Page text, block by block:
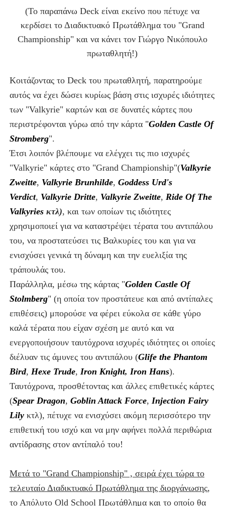
(To παραπάνω Deck είναι εκείνο που πέτυχε να
κερδίσει το Διαδικτυακό Πρωτάθλημα του "Grand
Championship" και να κάνει τον Γιώργο Νικόπουλο
πρωταθλητή!)
Κοιτάζοντας το Deck του πρωταθλητή, παρατηρούμε
αυτός να έχει δώσει κυρίως βάση στις ισχυρές ιδιότητες
των "Valkyrie" καρτών και σε δυνατές κάρτες που
περιστρέφονται γύρω από την κάρτα "Golden Castle Οf
Stromberg".
Έτσι λοιπόν βλέπουμε να ελέγχει τις πιο ισχυρές
"Valkyrie" κάρτες στο "Grand Championship"(Valkyrie
Zweitte, Valkyrie Brunhilde, Goddess Urd's
Verdict, Valkyrie Dritte, Valkyrie Zweitte, Ride Of The
Valkyriesκτλ), και των οποίων τις ιδιότητες
χρησιμοποιεί για να καταστρέψει τέρατα του αντιπάλου
του, να προστατεύσει τις Βαλκυρίες του και για να
ενισχύσει γενικά τη δύναμη και την ευελιξία της
τράπουλάς του.
Παράλληλα, μέσω της κάρτας "Golden Castle Of
Stolmberg" (η οποία τον προστάτευε και από αντίπαλες
επιθέσεις) μπορούσε να φέρει εύκολα σε κάθε γύρο
καλά τέρατα που είχαν σχέση με αυτό και να
ενεργοποιήσουν ταυτόχρονα ισχυρές ιδιότητες οι οποίες
διέλυαν τις άμυνες του αντιπάλου (Glife the Phantom
Bird, Hexe Trude, Iron Knight, Iron Hans).
Ταυτόχρονα, προσθέτοντας και άλλες επιθετικές κάρτες
(Spear Dragon, Goblin Attack Force, Injection Fairy
Lilyκτλ), πέτυχε να ενισχύσει ακόμη περισσότερο την
επιθετική του ισχύ και να μην αφήνει πολλά περιθώρια
αντίδρασης στον αντίπαλό του!
Μετά το "Grand Championship" , σειρά έχει τώρα το
τελευταίο Διαδικτυακό Πρωτάθλημα της διοργάνωσης,
το Απόλυτο Old School Πρωτάθλημα και το οποίο θα